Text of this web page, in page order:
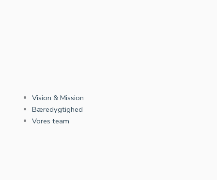
Vision & Mission
Bæredygtighed
Vores team